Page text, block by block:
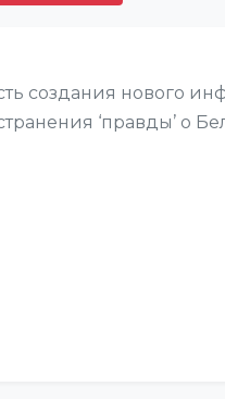
создания нового
‘правды’ о